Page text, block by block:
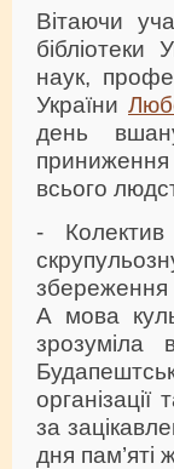
Вітаючи
бібліотеки
наук,
України
день
всього
- Колектив
збереження
А мова
зрозуміла
за
дня пам’яті